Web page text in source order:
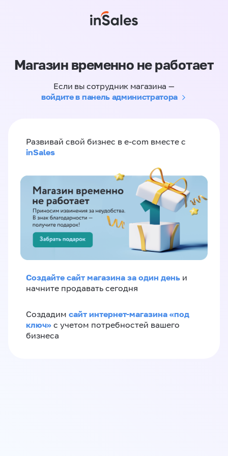
Магазин временно не работает
Если вы сотрудник магазина —
войдите в панель администратора
Развивай свой бизнес в e-com вместе с
inSales
Создайте сайт магазина за один день и
начните продавать сегодня
Создадим сайт интернет-магазина «под
ключ» с учетом потребностей вашего
бизнеса